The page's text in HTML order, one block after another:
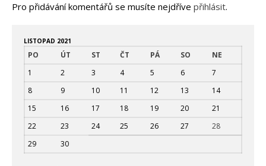
Pro přidávání komentářů se musíte nejdříve přihlásit.
LISTOPAD 2021
PO ÚT ST ČT PÁ SO
NE
1
2 3 4 5 6
7
8
9 10 11 12 13
14
15
16 17 18 19 20
21
22
23 24 25 26 27
28
29
30